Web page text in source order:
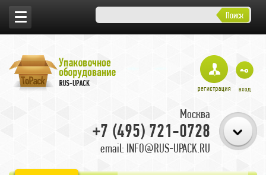
Поиск
Москва
+7 (495) 721-0728
email: INFO@RUS-UPACK.RU